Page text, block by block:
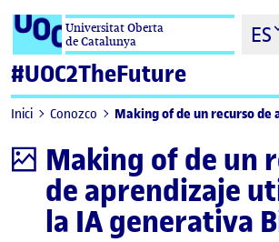
Saltar al contenidoUniversitat Oberta
de Catalunya
ES
#UOC2TheFuture
Inici Conozco Making of de un recurso de aprendizaje
InfografíaMaking of de un
de aprendizaje
la IA generativa